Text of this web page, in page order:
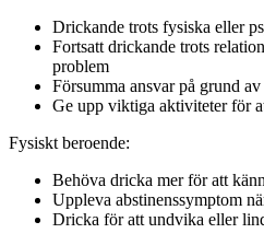
Drickande trots fysiska eller
Fortsatt drickande trots
problem
Försumma ansvar på grund
Ge upp viktiga aktiviteter för
Fysiskt beroende:
Behöva dricka mer för att
Uppleva abstinenssymptom
Dricka för att undvika eller